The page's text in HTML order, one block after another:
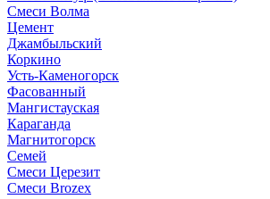
Смеси Волма
Цемент
Джамбыльский
Коркино
Усть-Каменогорск
Фасованный
Мангистауская
Караганда
Магнитогорск
Семей
Смеси Церезит
Смеси Brozex